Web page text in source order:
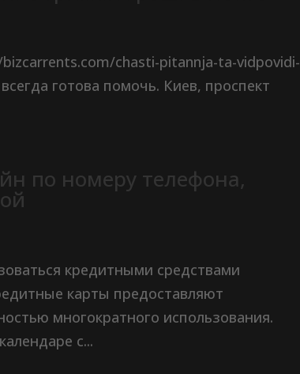
chasti-pitannja-ta-vidpovidi-
готова помочь. Киев, проспект
по номеру телефона,
кредитными средствами
карты предоставляют
многократного использования.
с...